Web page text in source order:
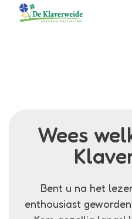
Klaverweide
Wees
Bent u na het
enthousiast